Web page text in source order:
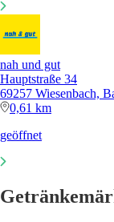
nah und gut
Hauptstraße 34
69257 Wiesenbach,
0,61 km
geöffnet